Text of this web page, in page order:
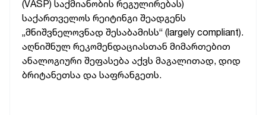
(VASP) საქმიანობის რეგულირებას)
საქართველოს რეიტინგი შეადგენს
„მნიშვნელოვნად შესაბამისს“ (largely compliant).
აღნიშნულ რეკომენდაციასთან მიმართებით
ანალოგიური შეფასება აქვს მაგალითად, დიდ
ბრიტანეთსა და საფრანგეთს.